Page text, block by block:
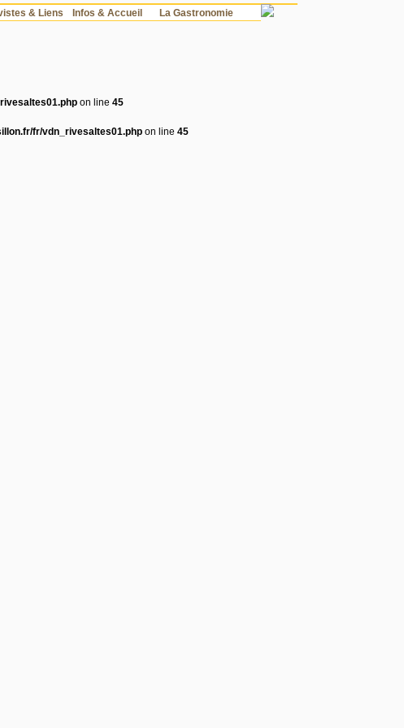
& Liens Infos & Accueil La Gastronomie
on line 45
fr/vdn_rivesaltes01.php on line 45